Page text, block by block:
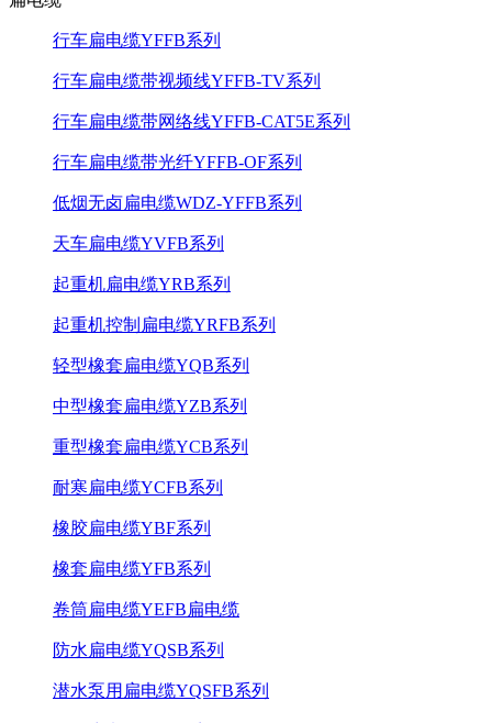
行车扁电缆YFFB系列
行车扁电缆带视频线YFFB-TV系列
行车扁电缆带网络线YFFB-CAT5E系列
行车扁电缆带光纤YFFB-OF系列
低烟无卤扁电缆WDZ-YFFB系列
天车扁电缆YVFB系列
起重机扁电缆YRB系列
起重机控制扁电缆YRFB系列
轻型橡套扁电缆YQB系列
中型橡套扁电缆YZB系列
重型橡套扁电缆YCB系列
耐寒扁电缆YCFB系列
橡胶扁电缆YBF系列
橡套扁电缆YFB系列
卷筒扁电缆YEFB扁电缆
防水扁电缆YQSB系列
潜水泵用扁电缆YQSFB系列